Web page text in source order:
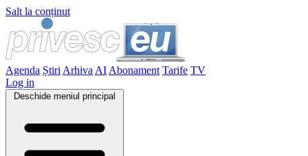
Salt la conținut
Agenda Știri Arhiva AI Abonament Tarife TV
Log in
Deschide meniul principal